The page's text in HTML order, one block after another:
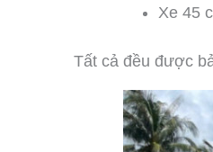
Xe 45
Tất cả đều được